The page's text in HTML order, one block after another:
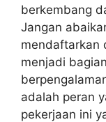
berkembang
Jangan
mendaftarkan
menjadi
adalah peran
pekerjaan ini